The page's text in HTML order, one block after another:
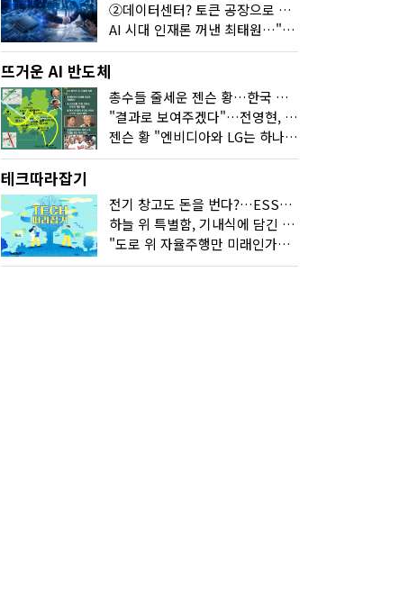
②데이터센터? 토큰 공장으로 변신
AI 시대 인재론 꺼낸 최태원…"협업이 경쟁력"
뜨거운 AI 반도체
총수들 줄세운 젠슨 황…한국 산업계 새판 짰다
"결과로 보여주겠다"…전영현, 젠슨 황과 HBM5 논의
젠슨 황 "엔비디아와 LG는 하나의 거대한 팀"
테크따라잡기
전기 창고도 돈을 번다?…ESS의 '두뇌' EMO가 뭐길래
하늘 위 특별함, 기내식에 담긴 기술의 세계
"도로 위 자율주행만 미래인가요"…진흙탕서 길 내는 HD현대 AI 기술